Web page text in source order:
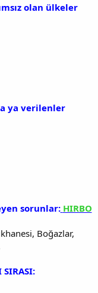
olan ülkeler
ya verilenler
sorunlar: HIRBO
Boğazlar,
SIRASI: